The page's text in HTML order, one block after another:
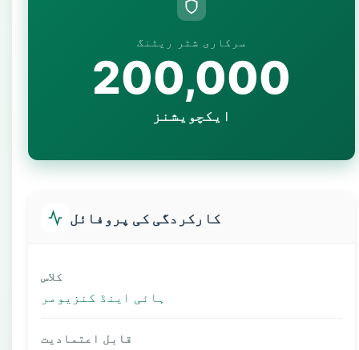
سرکاری شٹر ریٹنگ
200,000
ایکچویشنز
کارکردگی کی پروفائل
کلاس
ہائی اینڈ کنزیومر
قابل اعتمادیت